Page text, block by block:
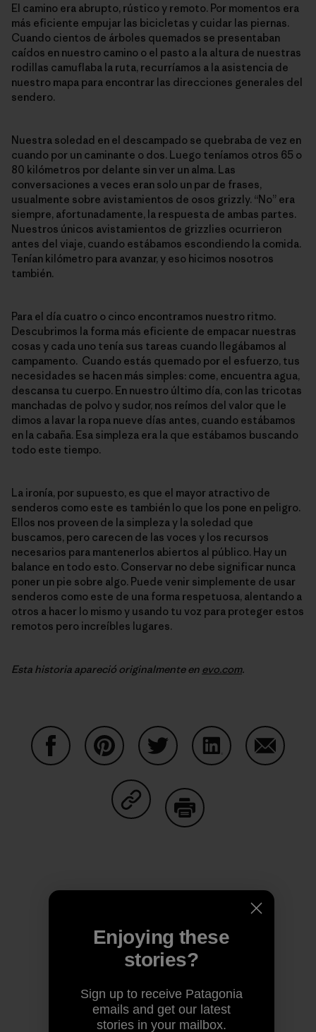
El camino era abrupto, rústico y remoto. Por momentos era
más eficiente empujar las bicicletas y cuidar las piernas.
Cuando cientos de árboles quemados se presentaban
caídos en nuestro camino o el pasto a la altura de nuestras
rodillas camuflaba la ruta, recurríamos a la asistencia de
nuestro mapa para encontrar las direcciones generales del
sendero.
Nuestra soledad en el descampado se quebraba de vez en
cuando por un caminante o dos. Luego teníamos otros 65 o
80 kilómetros por delante sin ver un alma. Las
conversaciones a veces eran solo un par de frases,
usualmente sobre avistamientos de osos grizzly. “No” era
siempre, afortunadamente, la respuesta de ambas partes.
Nuestros únicos avistamientos de grizzlies ocurrieron
antes del viaje, cuando estábamos escondiendo la comida.
Tenían kilómetro para avanzar, y eso hicimos nosotros
también.
Para el día cuatro o cinco encontramos nuestro ritmo.
Descubrimos la forma más eficiente de empacar nuestras
cosas y cada uno tenía sus tareas cuando llegábamos al
campamento. Cuando estás quemado por el esfuerzo, tus
necesidades se hacen más simples: come, encuentra agua,
descansa tu cuerpo. En nuestro último día, con las tricotas
manchadas de polvo y sudor, nos reímos del valor que le
dimos a lavar la ropa nueve días antes, cuando estábamos
en la cabaña. Esa simpleza era la que estábamos buscando
todo este tiempo.
La ironía, por supuesto, es que el mayor atractivo de
senderos como este es también lo que los pone en peligro.
Ellos nos proveen de la simpleza y la soledad que
buscamos, pero carecen de las voces y los recursos
necesarios para mantenerlos abiertos al público. Hay un
balance en todo esto. Conservar no debe significar nunca
poner un pie sobre algo. Puede venir simplemente de usar
senderos como este de una forma respetuosa, alentando a
otros a hacer lo mismo y usando tu voz para proteger estos
remotos pero increíbles lugares.
Esta historia apareció originalmente en evo.com.
Share on Copy Link
Enjoying these
stories?
Sign up to receive Patagonia
emails and get our latest
stories in your mailbox.